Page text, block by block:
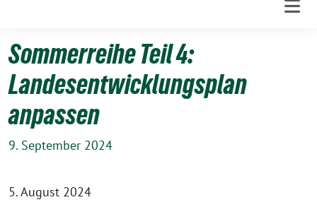
Sommerreihe Teil 4:
Landesentwicklungsplan
anpassen
9. September 2024
5. August 2024